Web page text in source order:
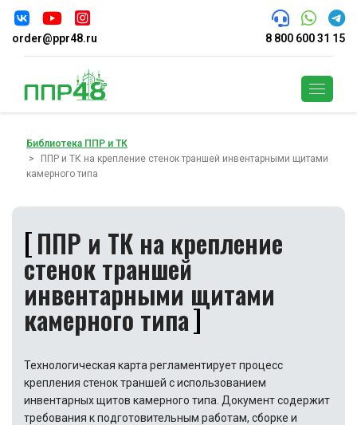
order@ppr48.ru 8 800 600 31 15
Библиотека ППР и ТК
ППР и ТК на крепление стенок траншей инвентарными щитами
камерного типа
ППР и ТК на крепление
стенок траншей
инвентарными щитами
камерного типа
Технологическая карта регламентирует процесс
крепления стенок траншей с использованием
инвентарных щитов камерного типа. Документ содержит
требования к подготовительным работам, сборке и